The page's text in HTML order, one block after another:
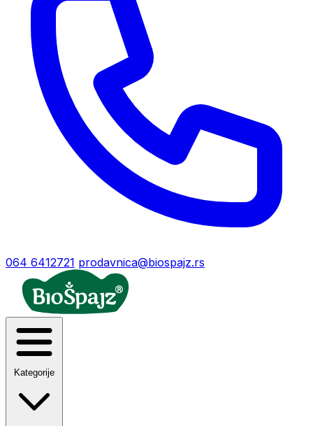
064 6412721 prodavnica@biospajz.rs
Kategorije